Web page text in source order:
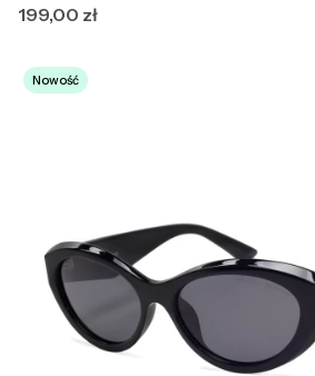
Cena
199,00 zł
Nowość